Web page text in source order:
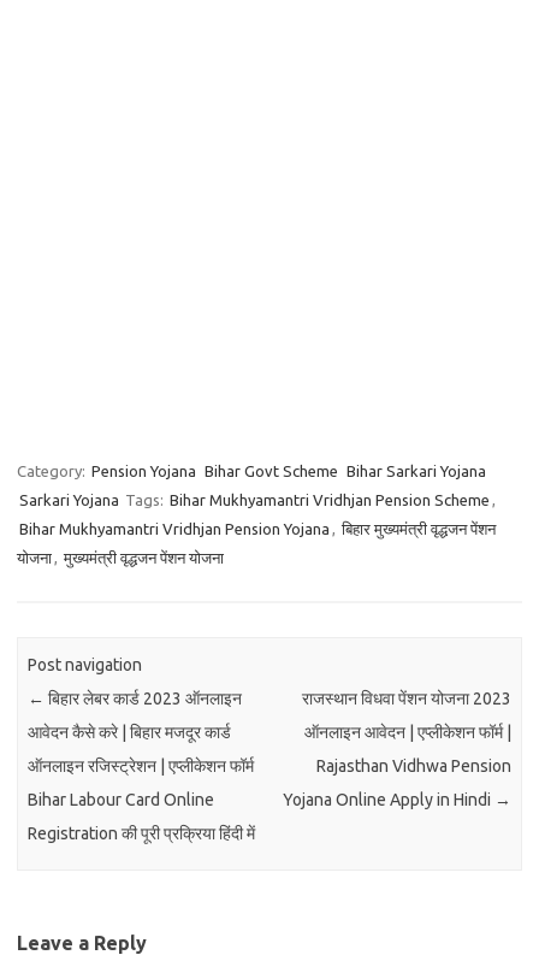
Category: Pension Yojana Bihar Govt Scheme Bihar Sarkari Yojana
Sarkari Yojana Tags: Bihar Mukhyamantri Vridhjan Pension Scheme ,
Bihar Mukhyamantri Vridhjan Pension Yojana , बिहार मुख्यमंत्री वृद्धजन पेंशन
योजना, मुख्यमंत्री वृद्धजन पेंशन योजना
Post navigation
← बिहार लेबर कार्ड 2023 ऑनलाइन
आवेदन कैसे करे | बिहार मजदूर कार्ड
ऑनलाइन रजिस्ट्रेशन | एप्लीकेशन फॉर्म
Bihar Labour Card Online
Registration की पूरी प्रक्रिया हिंदी में
राजस्थान विधवा पेंशन योजना 2023
ऑनलाइन आवेदन | एप्लीकेशन फॉर्म |
Rajasthan Vidhwa Pension
Yojana Online Apply in Hindi →
Leave a Reply